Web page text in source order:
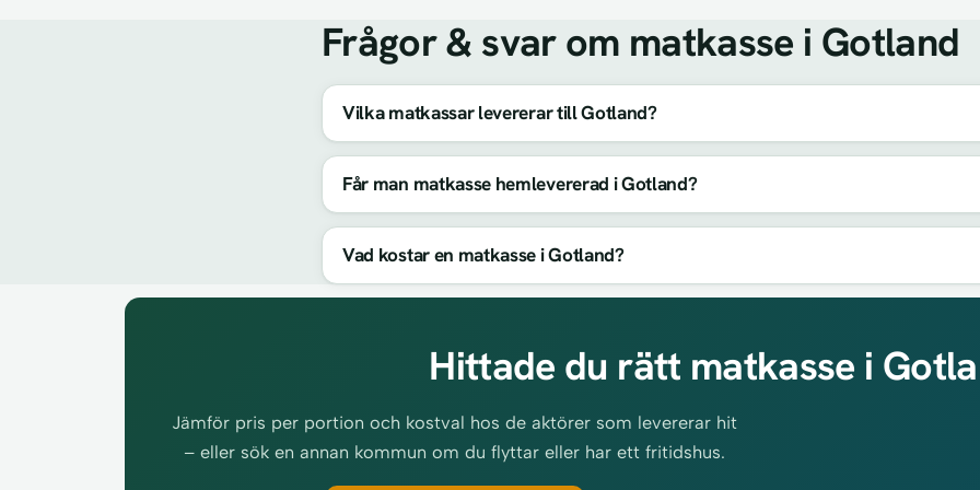
Frågor & svar om matkasse i Gotland
Vilka matkassar levererar till Gotland?
Får man matkasse hemlevererad i Gotland?
Vad kostar en matkasse i Gotland?
Hittade du rätt matkasse i
Jämför pris per portion och kostval hos de aktörer som levererar hit
– eller sök en annan kommun om du flyttar eller har ett fritidshus.